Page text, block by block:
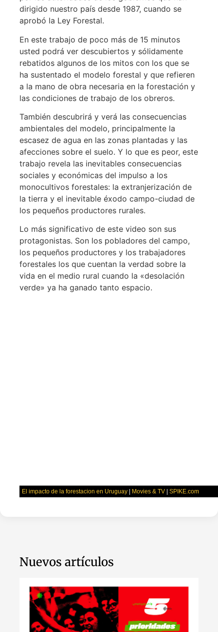
dirigido nuestro país desde 1987, cuando se
aprobó la Ley Forestal.
En este trabajo de poco más de 15 minutos
usted podrá ver descubiertos y sólidamente
rebatidos algunos de los mitos con los que se
ha sustentado el modelo forestal y que refieren
a la mano de obra necesaria en la forestación y
las condiciones de trabajo de los obreros.
También descubrirá y verá las consecuencias
ambientales del modelo, principalmente la
escasez de agua en las zonas plantadas y las
afecciones sobre el suelo. Y lo que es peor, este
trabajo revela las inevitables consecuencias
sociales y económicas del impulso a los
monocultivos forestales: la extranjerización de
la tierra y el inevitable éxodo campo-ciudad de
los pequeños productores rurales.
Lo más significativo de este video son sus
protagonistas. Son los pobladores del campo,
los pequeños productores y los trabajadores
forestales los que cuentan la verdad sobre la
vida en el medio rural cuando la «desolación
verde» ya ha ganado tanto espacio.
El impacto de la forestacion en Uruguay Movies & TV SPIKE.com
Nuevos artículos